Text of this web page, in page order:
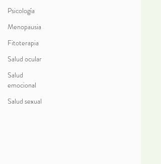
Psicología
Menopausia
Fitoterapia
Salud ocular
Salud
emocional
Salud sexual